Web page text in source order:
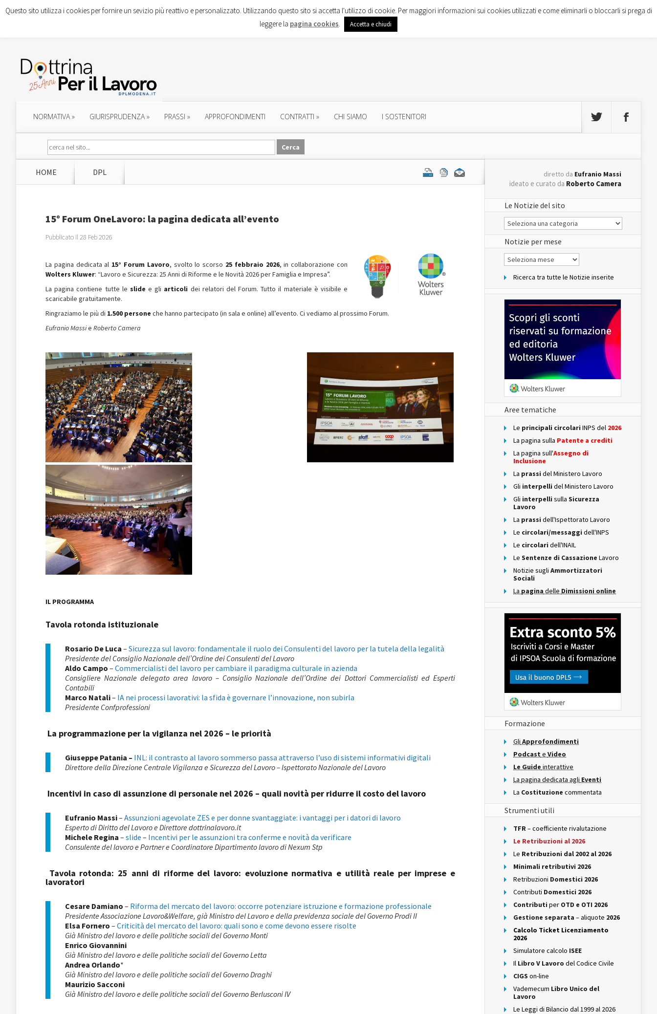
NORMATIVA» GIURISPRUDENZA» PRASSI » APPROFONDIMENTI CONTRATTI » CHI SIAMO I SOSTENITORI
HOME DPL
15° Forum OneLavoro: la pagina dedicata all’evento
Pubblicato il 28 Feb 2026
La pagina dedicata al 15° Forum Lavoro, svolto lo scorso 25 febbraio 2026, in collaborazione con
Wolters Kluwer: “Lavoro e Sicurezza: 25 Anni di Riforme e le Novità 2026 per Famiglia e Impresa”.
La pagina contiene tutte le slide e gli articoli dei relatori del Forum. Tutto il materiale è visibile e
scaricabile gratuitamente.
Ringraziamo le più di 1.500 persone che hanno partecipato (in sala e online) all’evento. Ci vediamo al prossimo Forum.
Eufranio Massie Roberto Camera
IL PROGRAMMA
Tavola rotonda istituzionale
Rosario De Luca – Sicurezza sul lavoro: fondamentale il ruolo dei Consulenti del lavoro per la tutela della legalità
Presidente del Consiglio Nazionale dell’Ordine dei Consulenti del Lavoro
Aldo Campo – Commercialisti del lavoro per cambiare il paradigma culturale in azienda
Consigliere Nazionale delegato area lavoro – Consiglio Nazionale dell’Ordine dei Dottori Commercialisti ed Esperti
Contabili
Marco Natali– IA nei processi lavorativi: la sfida è governare l’innovazione, non subirla
Presidente Confprofessioni
La programmazione per la vigilanza nel 2026 – le priorità
Giuseppe Patania – INL: il contrasto al lavoro sommerso passa attraverso l’uso di sistemi informativi digitali
Direttore della Direzione Centrale Vigilanza e Sicurezza del Lavoro – Ispettorato Nazionale del Lavoro
Incentivi in caso di assunzione di personale nel 2026 – quali novità per ridurre il costo del lavoro
Eufranio Massi– Assunzioni agevolate ZES e per donne svantaggiate: i vantaggi per i datori di lavoro
Esperto di Diritto del Lavoro e Direttore dottrinalavoro.it
Michele Regina – slide – Incentivi per le assunzioni tra conferme e novità da verificare
Consulente del lavoro e Partner e Coordinatore Dipartimento lavoro di Nexum Stp
Tavola rotonda: 25 anni di riforme del lavoro: evoluzione normativa e utilità reale per imprese e
lavoratori
Cesare Damiano – Riforma del mercato del lavoro: occorre potenziare istruzione e formazione professionale
Presidente Associazione Lavoro&Welfare, già Ministro del Lavoro e della previdenza sociale del Governo Prodi II
Elsa Fornero – Criticità del mercato del lavoro: quali sono e come devono essere risolte
Già Ministro del lavoro e delle politiche sociali del Governo Monti
Enrico Giovannini
Già Ministro del lavoro e delle politiche sociali del Governo Letta
Andrea Orlando*
Già Ministro del lavoro e delle politiche sociali del Governo Draghi
Maurizio Sacconi
Già Ministro del lavoro e delle politiche sociali del Governo Berlusconi IV
diretto da Eufranio Massi
ideato e curato da Roberto Camera
Le Notizie del sito
Le
Notizie
del
sito
Notizie per mese
Notizie
per
Ricerca tra tutte le Notizie inserite
Aree tematiche
Le principali circolari INPS del 2026
La pagina sulla Patente a crediti
La pagina sull'Assegno di
Inclusione
La prassi del Ministero Lavoro
Gli interpelli del Ministero Lavoro
Gli interpelli sulla Sicurezza
Lavoro
La prassi dell'Ispettorato Lavoro
Le circolari/messaggi dell'INPS
Le circolari dell'INAIL
Le Sentenze di Cassazione Lavoro
Notizie sugli Ammortizzatori
Sociali
La pagina delle Dimissioni online
Formazione
Gli Approfondimenti
Podcast e Video
Le Guide interattive
La pagina dedicata agli Eventi
La Costituzione commentata
Strumenti utili
TFR– coefficiente rivalutazione
Le Retribuzioni al 2026
Le Retribuzioni dal 2002 al 2026
Minimali retributivi 2026
Retribuzioni Domestici 2026
Contributi Domestici 2026
Contributi per OTD e OTI 2026
Gestione separata – aliquote 2026
Calcolo Ticket Licenziamento
2026
Simulatore calcolo ISEE
Il Libro V Lavoro del Codice Civile
CIGS on-line
Vademecum Libro Unico del
Lavoro
Le Leggi di Bilancio dal 1999 al 2026
Questo sito utilizza i cookies per fornire un sevizio più reattivo e personalizzato. Utilizzando questo sito si accetta l'utilizzo di cookie. Per maggiori informazioni sui cookies utilizzati e come eliminarli o bloccarli si prega di
leggere la pagina cookies. Accetta e chiudi